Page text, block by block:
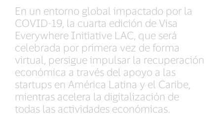
En un entorno global impactado por la
COVID-19, la cuarta edición de Visa
Everywhere Initiative LAC, que será
celebrada por primera vez de forma
virtual, persigue impulsar la recuperación
económica a través del apoyo a las
startups en América Latina y el Caribe,
mientras acelera la digitalización de
todas las actividades económicas.